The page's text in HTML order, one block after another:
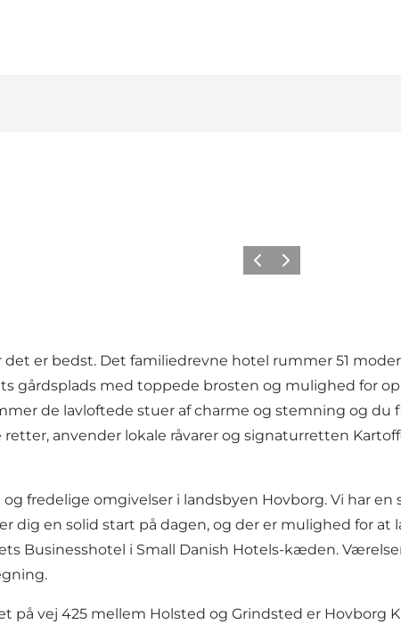
ForrigeNæste
det er bedst. Det familiedrevne hotel rummer 51
gårdsplads med toppede brosten og mulighed for
de lavloftede stuer af charme og stemning og
anvender lokale råvarer og signaturretten
fredelige omgivelser i landsbyen Hovborg. Vi har
dig en solid start på dagen, og der er mulighed for
Businesshotel i Small Danish Hotels-kæden.
vej 425 mellem Holsted og Grindsted er Hovborg